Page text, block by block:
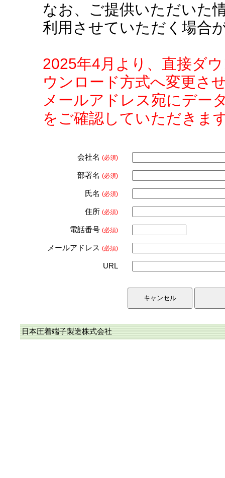
なお、ご提供いただいた
利用させていただく場合
2025年4月より、直接ダ
ウンロード方式へ変更さ
メールアドレス宛にデー
をご確認していただきま
会社名 (必須)
部署名 (必須)
氏名 (必須)
住所 (必須)
電話番号 (必須)
メールアドレス (必須)
URL
日本圧着端子製造株式会社